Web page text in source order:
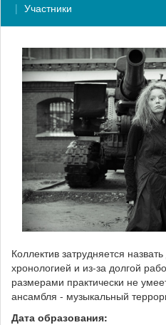
Участники
Коллектив затрудняется
хронологией и из-за долгой
размерами практически не
ансамбля - музыкальный
Дата образования: